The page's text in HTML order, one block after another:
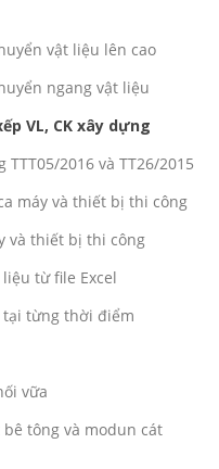
vật liệu lên cao
ngang vật liệu
VL, CK xây dựng
TTT05/2016 và TT26/2015
máy và thiết bị thi công
và thiết bị thi công
từ file Excel
tại từng thời điểm
vữa
tông và modun cát